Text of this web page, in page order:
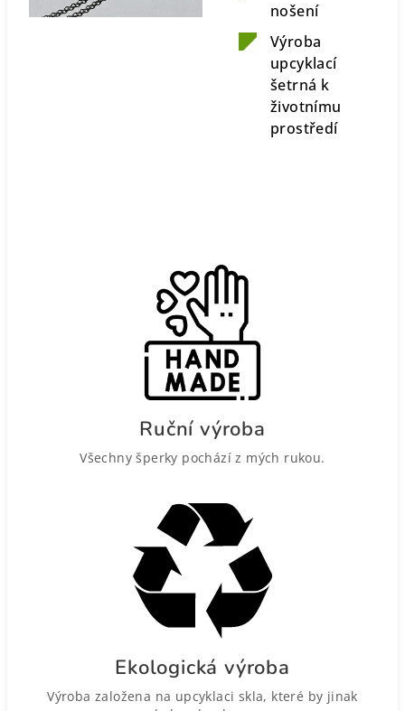
nošení
Výroba
upcyklací
šetrná k
životnímu
prostředí
Ruční výroba
Všechny šperky pochází z mých rukou.
Ekologická výroba
Výroba založena na upcyklaci skla, které by jinak